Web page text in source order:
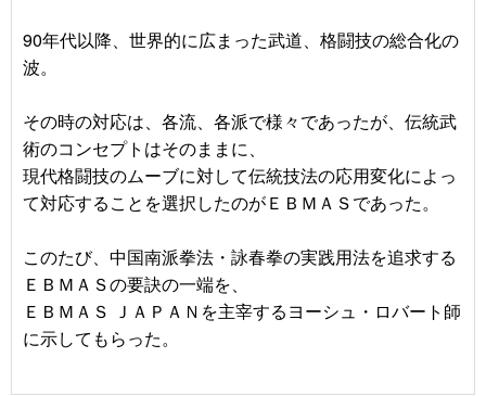
90年代以降、世界的に広まった武道、格闘技の総合化の
波。
その時の対応は、各流、各派で様々であったが、伝統武
術のコンセプトはそのままに、
現代格闘技のムーブに対して伝統技法の応用変化によっ
て対応することを選択したのがＥＢＭＡＳであった。
このたび、中国南派拳法・詠春拳の実践用法を追求する
ＥＢＭＡＳの要訣の一端を、
ＥＢＭＡＳ ＪＡＰＡＮを主宰するヨーシュ・ロバート師
に示してもらった。